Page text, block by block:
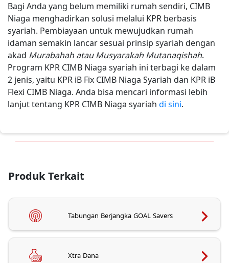
Bagi Anda yang belum memiliki rumah sendiri, CIMB
Niaga menghadirkan solusi melalui KPR berbasis
syariah. Pembiayaan untuk mewujudkan rumah
idaman semakin lancar sesuai prinsip syariah dengan
akad Murabahah atau Musyarakah Mutanaqishah.
Program KPR CIMB Niaga syariah ini terbagi ke dalam
2 jenis, yaitu KPR iB Fix CIMB Niaga Syariah dan KPR iB
Flexi CIMB Niaga. Anda bisa mencari informasi lebih
lanjut tentang KPR CIMB Niaga syariah di sini.
Produk Terkait
Tabungan Berjangka GOAL Savers
Xtra Dana